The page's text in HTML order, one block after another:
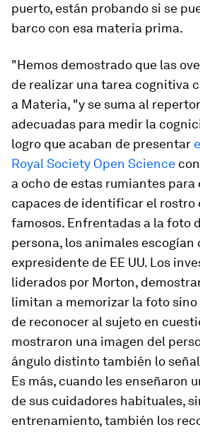
puerto, están probando si se
barco con esa materia prima.
"Hemos demostrado que las
de realizar una tarea cognitiva
a Materia, "y se suma al
adecuadas para medir la
logro que acaban de presentar
Royal Society Open Science
a ocho de estas rumiantes para
capaces de identificar el rostro
famosos. Enfrentadas a la foto
persona, los animales
expresidente de EE UU. Los
liderados por Morton,
limitan a memorizar la foto sino
de reconocer al sujeto en
mostraron una imagen del
ángulo distinto también lo
Es más, cuando les enseñaron
de sus cuidadores habituales,
entrenamiento, también los